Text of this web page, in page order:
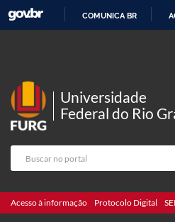
COMUNICA BR
Universidade
Federal do Rio
Acesso à informação Protocolo Digital SEI